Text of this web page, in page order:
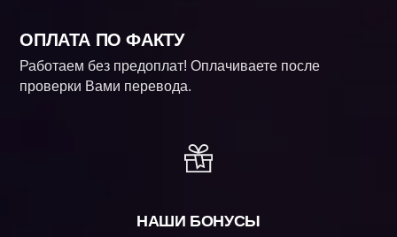
ОПЛАТА ПО ФАКТУ
Работаем без предоплат! Оплачиваете после
проверки Вами перевода.
НАШИ БОНУСЫ